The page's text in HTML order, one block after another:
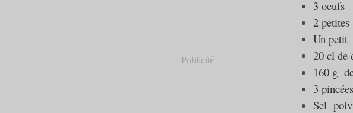
Publicité
3 oeufs
2
Un
20 cl de
160 g
3
Sel